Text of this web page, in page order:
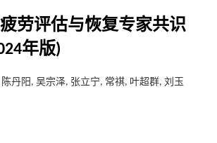
劳评估与恢复专家共识
年版)
丹阳, 吴宗泽, 张立宁, 常祺, 叶超群, 刘玉